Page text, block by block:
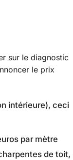
sur le diagnostic
le prix
intérieure), ceci
par mètre
de toit,